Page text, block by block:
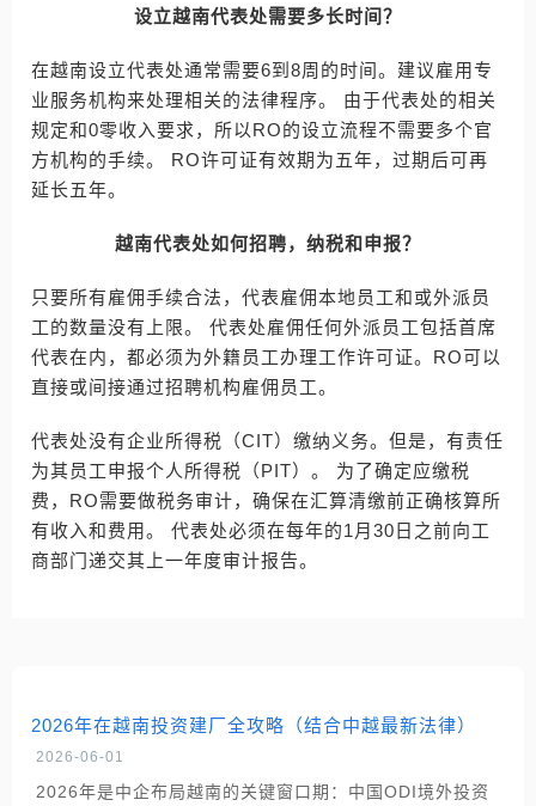
设立越南代表处需要多长时间？
在越南设立代表处通常需要6到8周的时间。建议雇用专
业服务机构来处理相关的法律程序。 由于代表处的相关
规定和0零收入要求，所以RO的设立流程不需要多个官
方机构的手续。 RO许可证有效期为五年，过期后可再
延长五年。
越南代表处如何招聘，纳税和申报？
只要所有雇佣手续合法，代表雇佣本地员工和或外派员
工的数量没有上限。 代表处雇佣任何外派员工包括首席
代表在内，都必须为外籍员工办理工作许可证。RO可以
直接或间接通过招聘机构雇佣员工。
代表处没有企业所得税（CIT）缴纳义务。但是，有责任
为其员工申报个人所得税（PIT）。 为了确定应缴税
费，RO需要做税务审计，确保在汇算清缴前正确核算所
有收入和费用。 代表处必须在每年的1月30日之前向工
商部门递交其上一年度审计报告。
2026年在越南投资建厂全攻略（结合中越最新法律）
2026-06-01
2026年是中企布局越南的关键窗口期：中国ODI境外投资